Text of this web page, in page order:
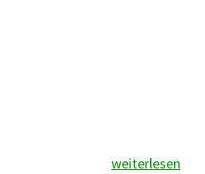
Kretisches
weiterlesen